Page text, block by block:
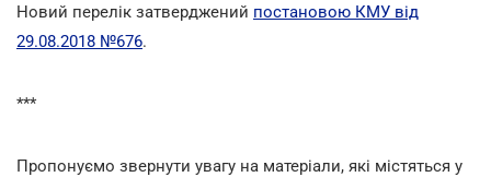
Новий перелік затверджений постановою КМУ від
29.08.2018 №676.
***
Пропонуємо звернути увагу на матеріали, які містяться у